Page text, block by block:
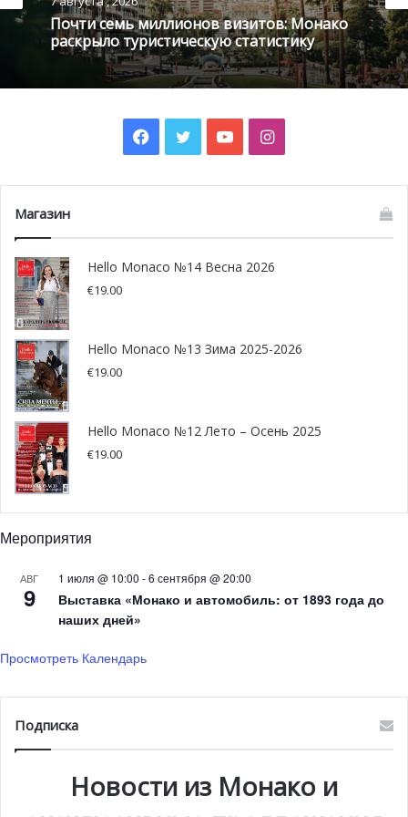
Эйвазова. Представление состоится при участии
Филармонического оркестра Ниццы. На концерте из
двух частей вы сможете насладиться великолепным
Петр Ильич Чайковский, Джакомо Пуччини, Джузеппе
Верди и многих других.
Больше деталей поссылке.
Фестиваль лимонов в Ментоне
17 февраля — 4 марта
Фестиваль лимонов в Ментоне — удивительный
праздник, которому, пожалуй, нет равных в мире.
парадом. Под шумную и веселую музыку по
центральным улицам шествуют толпы аниматоров, а на
машинах-платформах проезжают цитрусовые
скульптур (от индийского Тадж-Махала до итальянского
Почти семь миллионов визитов: Монако
раскрыло туристическую статистику
Facebook
TwitterYouTubeInstagram
Магазин
Hello Monaco №14 Весна 2026
€19.00
Hello Monaco №13 Зима 2025-2026
€19.00
Hello Monaco №12 Лето – Осень 2025
€19.00
Мероприятия
АВГ
9
1 июля @ 10:00 -6 сентября @ 20:00
Выставка «Монако и автомобиль: от 1893 года до
наших дней»
Просмотреть Календарь
Подписка
Новости из Монако и